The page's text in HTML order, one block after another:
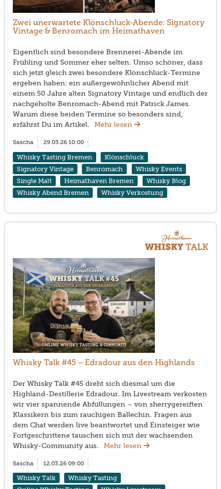
Zwei unerwartete Klönschluck-Abende: Signatory
Vintage & Benromach im Heimathaven
Eigentlich sind besondere Brennerei-Abende im
Frühling und Sommer eher selten. Umso schöner, dass
sich jetzt gleich zwei besondere Klönschluck-Termine
ergeben haben: ein außergewöhnlicher Abend mit
einem 50 Jahre alten Signatory Vintage und endlich der
nachgeholte Benromach-Abend mit Patrick James.
Warum diese beiden Termine so besonders sind,
erfährst Du im Artikel.
Mehr lesen
Sascha 29.03.26 10:00
Whisky Tasting Bremen
Klönschluck
Signatory Vintage
Benromach
Whisky Events
Single Malt
Heimathaven Bremen
Whisky Blog
Whisky Abend Bremen
Whisky Verkostung
Whisky Talk #45 – Edradour aus den Highlands
Der Whisky Talk #45 dreht sich diesmal um die
Highland-Destillerie Edradour. Im Livestream verkosten
wir vier spannende Abfüllungen – von sherrygereiften
Klassikern bis zum rauchigen Ballechin. Fragen aus
dem Chat werden live beantwortet und Einsteiger wie
Fortgeschrittene tauschen sich mit der wachsenden
Whisky-Community aus.
Mehr lesen
Sascha 12.03.26 09:00
Whisky Talk
Whisky Tasting